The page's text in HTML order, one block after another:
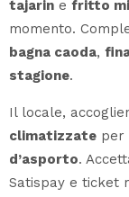
tajarin e fritto
momento.
bagna caoda,
stagione.
Il locale,
climatizzate per
d’asporto.
Satispay e ticket